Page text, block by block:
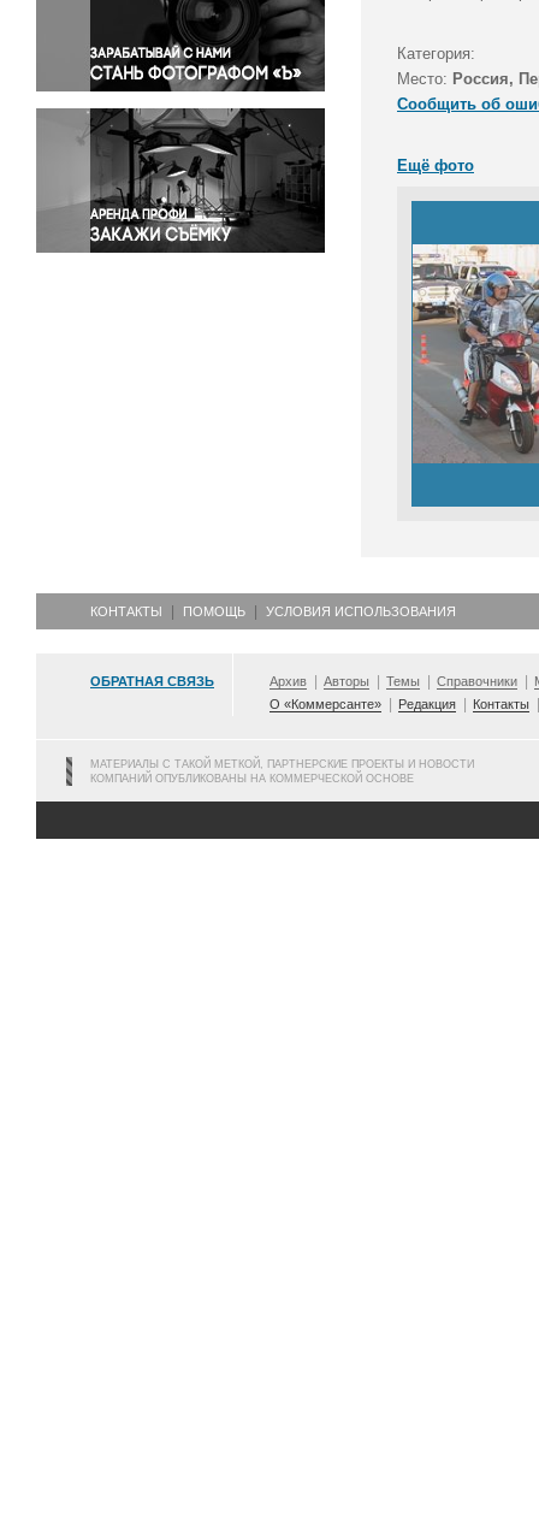
Правосудие
Происшествия и конфликты
Религия
Светская жизнь
Спорт
Экология
Экономика и бизнес
Категория:
Место: Россия,
Сообщить об
Ещё фото
КОНТАКТЫ ПОМОЩЬ УСЛОВИЯ ИСПОЛЬЗОВАНИЯ
ОБРАТНАЯ СВЯЗЬ Архив Авторы Темы Справочники
О «Коммерсанте»
Редакция Контакты
МАТЕРИАЛЫ С ТАКОЙ МЕТКОЙ, ПАРТНЕРСКИЕ ПРОЕКТЫ И НОВОСТИ
КОМПАНИЙ ОПУБЛИКОВАНЫ НА КОММЕРЧЕСКОЙ ОСНОВЕ